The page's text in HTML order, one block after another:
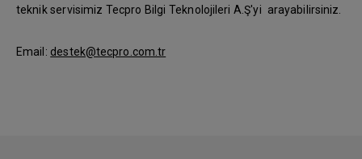
teknik servisimiz Tecpro Bilgi Teknolojileri A.Ş'yi arayabilirsiniz.
Email: destek@tecpro.com.tr